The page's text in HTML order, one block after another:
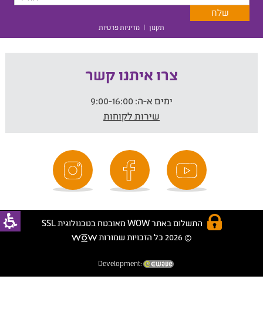
תקנון | מדיניות פרטיות
צרו איתנו קשר
ימים א-ה:
שירות לקוחות
התשלום באתר WOW מאובטח בטכנולוגית SSL
© 2026 כל הזכויות שמורות
Development: